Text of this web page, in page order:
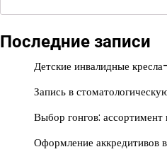
Последние записи
Детские инвалидные
Запись в
Выбор гонгов: ассортимент
Оформление аккредитивов